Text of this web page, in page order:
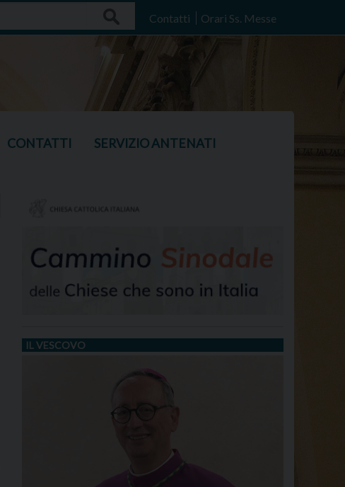
Contatti Orari Ss. Messe
CONTATTI SERVIZIO ANTENATI
IL VESCOVO